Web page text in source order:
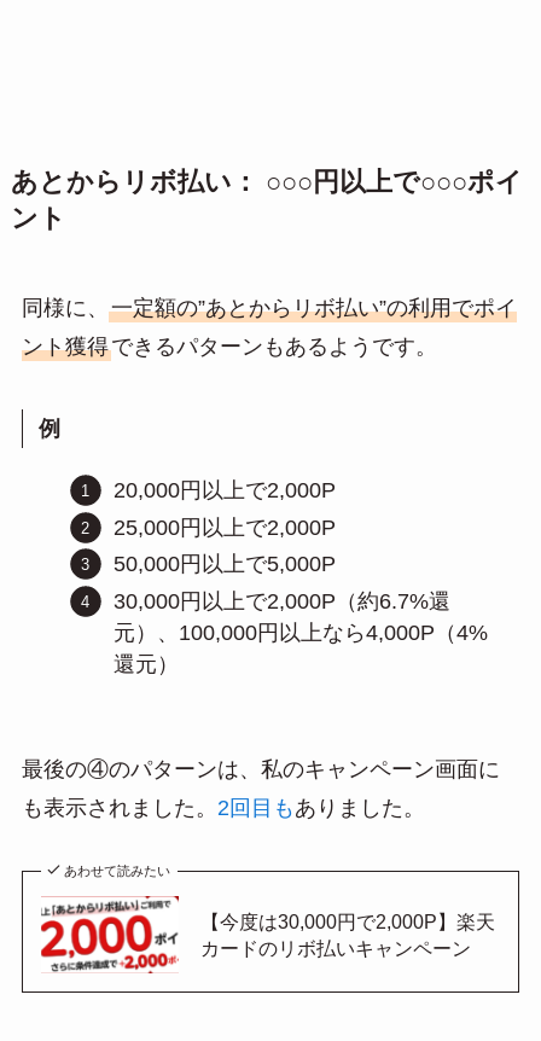
あとからリボ払い： ○○○円以上で○○○ポイ
ント
同様に、 一定額の”あとからリボ払い”の利用でポイ
ント獲得できるパターンもあるようです。
例
20,000円以上で2,000P
25,000円以上で2,000P
50,000円以上で5,000P
30,000円以上で2,000P（約6.7%還
元）、100,000円以上なら4,000P（4%
還元）
最後の④のパターンは、私のキャンペーン画面に
も表示されました。 2回目も ありました。
あわせて読みたい
【今度は30,000円で2,000P】楽天
カードのリボ払いキャンペーン